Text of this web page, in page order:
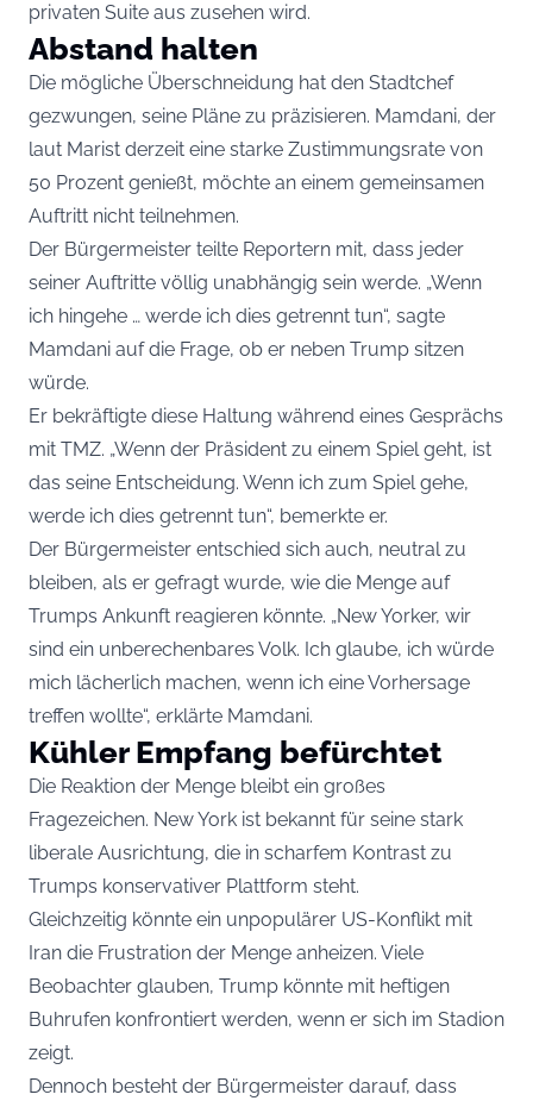
privaten Suite aus zusehen wird.
Abstand halten
Die mögliche Überschneidung hat den Stadtchef
gezwungen, seine Pläne zu präzisieren. Mamdani, der
laut Marist derzeit eine starke Zustimmungsrate von
50 Prozent genießt, möchte an einem gemeinsamen
Auftritt nicht teilnehmen.
Der Bürgermeister teilte Reportern mit, dass jeder
seiner Auftritte völlig unabhängig sein werde. „Wenn
ich hingehe … werde ich dies getrennt tun“, sagte
Mamdani auf die Frage, ob er neben Trump sitzen
würde.
Er bekräftigte diese Haltung während eines Gesprächs
mit TMZ. „Wenn der Präsident zu einem Spiel geht, ist
das seine Entscheidung. Wenn ich zum Spiel gehe,
werde ich dies getrennt tun“, bemerkte er.
Der Bürgermeister entschied sich auch, neutral zu
bleiben, als er gefragt wurde, wie die Menge auf
Trumps Ankunft reagieren könnte. „New Yorker, wir
sind ein unberechenbares Volk. Ich glaube, ich würde
mich lächerlich machen, wenn ich eine Vorhersage
treffen wollte“, erklärte Mamdani.
Kühler Empfang befürchtet
Die Reaktion der Menge bleibt ein großes
Fragezeichen. New York ist bekannt für seine stark
liberale Ausrichtung, die in scharfem Kontrast zu
Trumps konservativer Plattform steht.
Gleichzeitig könnte ein unpopulärer US-Konflikt mit
Iran die Frustration der Menge anheizen. Viele
Beobachter glauben, Trump könnte mit heftigen
Buhrufen konfrontiert werden, wenn er sich im Stadion
zeigt.
Dennoch besteht der Bürgermeister darauf, dass